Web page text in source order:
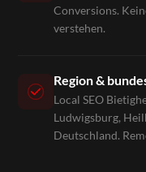
Conversions.
verstehen.
Region &
Local SEO
Ludwigsburg,
Deutschland.